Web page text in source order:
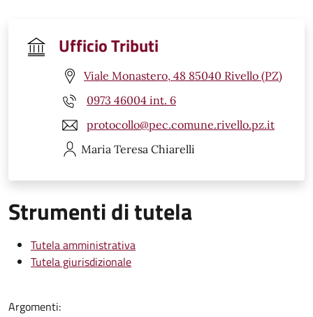
Ufficio Tributi
Viale Monastero, 48 85040 Rivello (PZ)
0973 46004 int. 6
protocollo@pec.comune.rivello.pz.it
Maria Teresa Chiarelli
Strumenti di tutela
Tutela amministrativa
Tutela giurisdizionale
Argomenti: